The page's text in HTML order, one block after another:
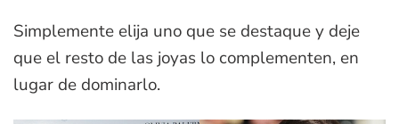
Simplemente elija uno que se destaque y deje
que el resto de las joyas lo complementen, en
lugar de dominarlo.